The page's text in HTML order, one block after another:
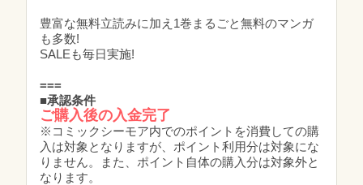
豊富な無料立読みに加え1巻まるごと無料のマンガ
も多数!
SALEも毎日実施!
===
■承認条件
ご購入後の入金完了
※コミックシーモア内でのポイントを消費しての購
入は対象となりますが、ポイント利用分は対象にな
りません。また、ポイント自体の購入分は対象外と
なります。